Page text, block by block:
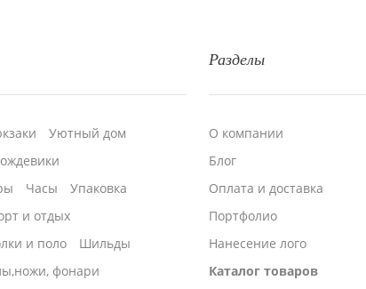
Разделы
О компании
Блог
Оплата и доставка
Портфолио
Нанесение лого
Каталог товаров
Уютный дом
Часы
Упаковка
и отдых
и поло
Шильды
фонари